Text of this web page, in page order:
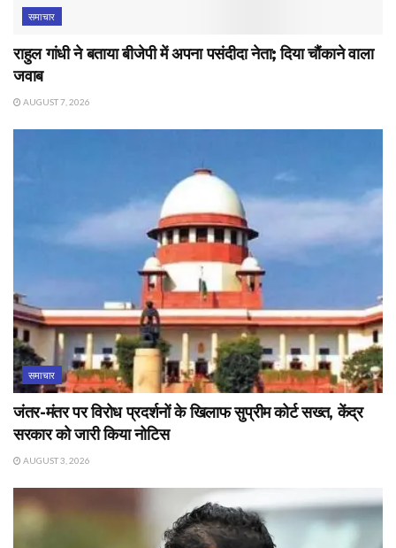
समाचार
राहुल गांधी ने बताया बीजेपी में अपना पसंदीदा नेता; दिया चौंकाने वाला
जवाब
AUGUST 7, 2026
समाचार
जंतर-मंतर पर विरोध प्रदर्शनों के खिलाफ सुप्रीम कोर्ट सख्त, केंद्र
सरकार को जारी किया नोटिस
AUGUST 3, 2026